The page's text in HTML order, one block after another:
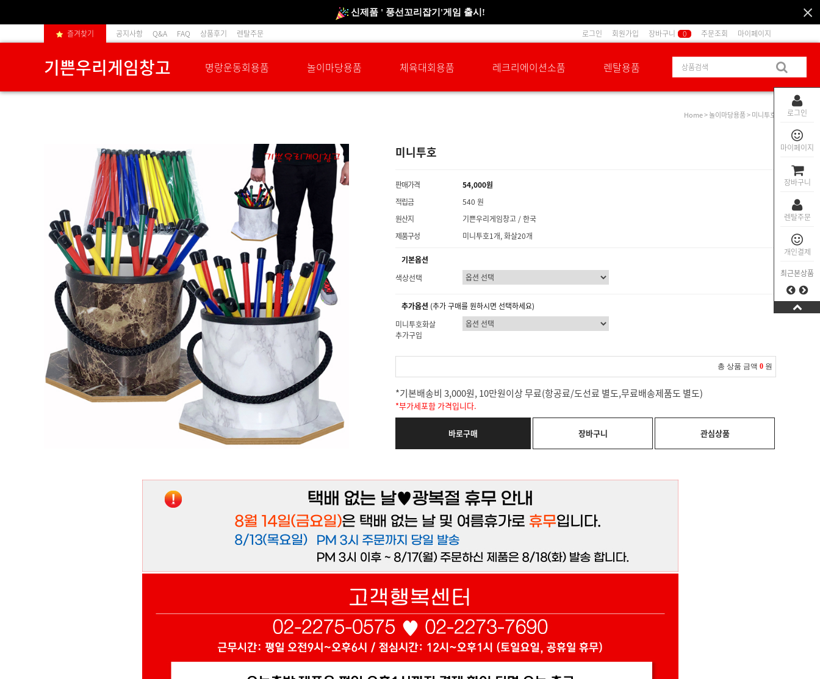
신규회원 HAPPY EVENT 적립금 5,000원 증정
로그인
마이페이지
장바구니
렌탈주문
개인결제
최근본상품
즐겨찾기 공지사항 Q&A FAQ 상품후기 렌탈주문 로그인 회원가입 장바구니 0 주문조회 마이페이지
기쁜우리게임창고 명랑운동회용품 놀이마당용품 체육대회용품 레크리에이션소품 렌탈용품
Home>놀이마당용품> 미니투호
미니투호
판매가격
54,000원
적립금
540 원
원산지
기쁜우리게임창고 / 한국
제품구성
미니투호1개, 화살20개
기본옵션
색상선택
추가옵션 (추가 구매를 원하시면 선택하세요)
미니투호화살
추가구입
총 상품 금액 0 원
*기본배송비 3,000원, 10만원이상 무료(항공료/도선료 별도,무료배송제품도 별도)
*부가세포함 가격입니다.
바로구매 장바구니 관심상품